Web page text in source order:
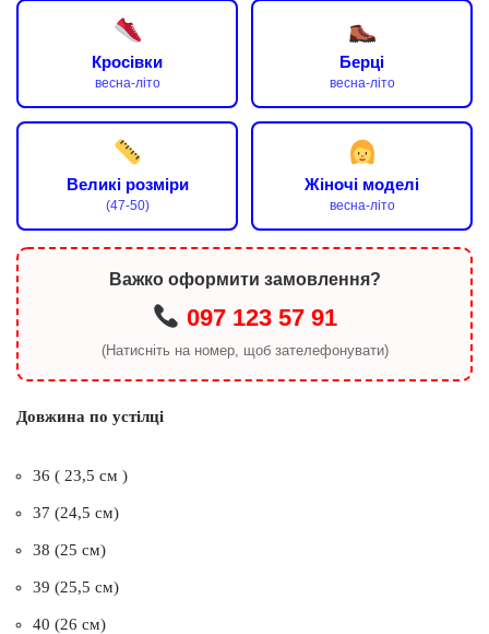
Кросівки
весна-літо
Берці
весна-літо
Великі розміри
(47-50)
Жіночі моделі
весна-літо
Важко оформити замовлення?
097 123 57 91
(Натисніть на номер, щоб зателефонувати)
Довжина по устілці
36 ( 23,5 см )
37 (24,5 см)
38 (25 см)
39 (25,5 см)
40 (26 см)